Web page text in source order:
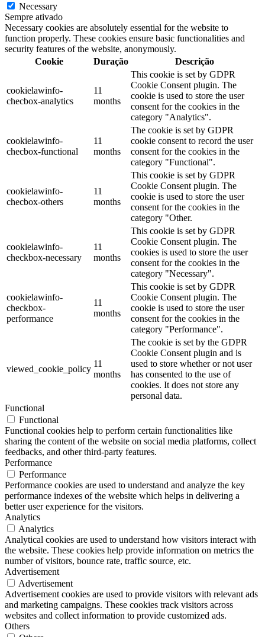
Necessary
Sempre ativado
Necessary cookies are absolutely essential for the website to
function properly. These cookies ensure basic functionalities and
security features of the website, anonymously.
Cookie
Duração Descrição
cookielawinfo-
checbox-analytics
11
months
This cookie is set by GDPR
Cookie Consent plugin. The
cookie is used to store the user
consent for the cookies in the
category "Analytics".
cookielawinfo-
checbox-functional
11
months
The cookie is set by GDPR
cookie consent to record the user
consent for the cookies in the
category "Functional".
cookielawinfo-
checbox-others
11
months
This cookie is set by GDPR
Cookie Consent plugin. The
cookie is used to store the user
consent for the cookies in the
category "Other.
cookielawinfo-
checkbox-necessary
11
months
This cookie is set by GDPR
Cookie Consent plugin. The
cookies is used to store the user
consent for the cookies in the
category "Necessary".
cookielawinfo-
checkbox-
performance
11
months
This cookie is set by GDPR
Cookie Consent plugin. The
cookie is used to store the user
consent for the cookies in the
category "Performance".
viewed_cookie_policy
11
months
The cookie is set by the GDPR
Cookie Consent plugin and is
used to store whether or not user
has consented to the use of
cookies. It does not store any
personal data.
Functional
Functional
Functional cookies help to perform certain functionalities like
sharing the content of the website on social media platforms, collect
feedbacks, and other third-party features.
Performance
Performance
Performance cookies are used to understand and analyze the key
performance indexes of the website which helps in delivering a
better user experience for the visitors.
Analytics
Analytics
Analytical cookies are used to understand how visitors interact with
the website. These cookies help provide information on metrics the
number of visitors, bounce rate, traffic source, etc.
Advertisement
Advertisement
Advertisement cookies are used to provide visitors with relevant ads
and marketing campaigns. These cookies track visitors across
websites and collect information to provide customized ads.
Others